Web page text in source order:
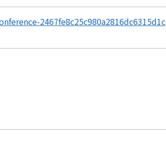
2467fe8c25c980a2816dc6315d1c